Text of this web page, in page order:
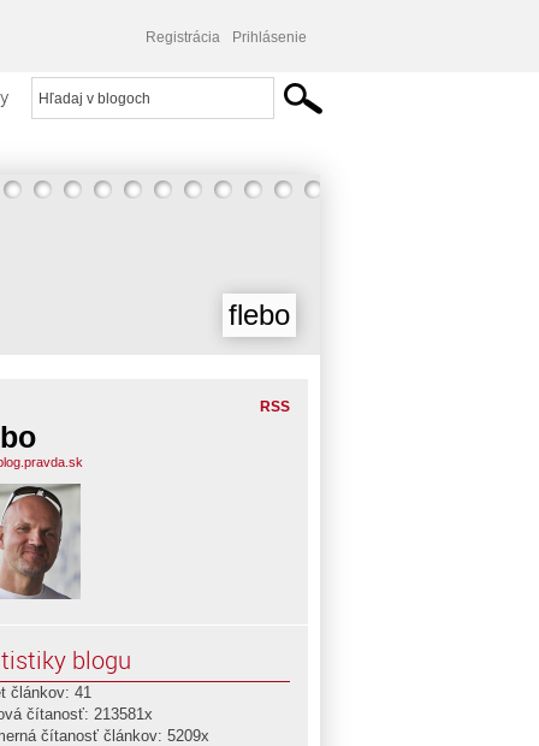
Registrácia Prihlásenie
flebo
RSS
blogu
článkov: 41
čítanosť: 213581x
čítanosť článkov: 5209x